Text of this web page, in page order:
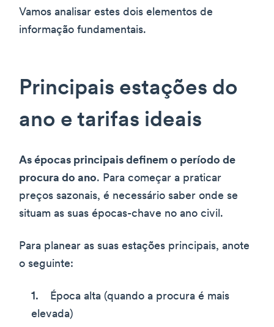
Vamos analisar estes dois elementos de
informação fundamentais.
Principais estações do
ano e tarifas ideais
As épocas principais definem o período de
procura do ano. Para começar a praticar
preços sazonais, é necessário saber onde se
situam as suas épocas-chave no ano civil.
Para planear as suas estações principais, anote
o seguinte:
Época alta (quando a procura é mais
elevada)